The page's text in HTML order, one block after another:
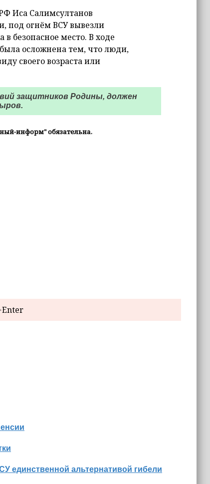
Иса Салимсултанов
под огнём ВСУ вывезли
безопасное место. В ходе
осложнена тем, что люди,
своего возраста или
защитников Родины, должен
информ" обязательна.
единственной альтернативой гибели